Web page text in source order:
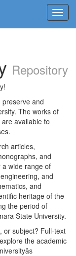
Repository
and
The works of
available to
articles,
and
wide range of
and
and
heritage of the
the period of
State University.
or subject? Full-text
the academic